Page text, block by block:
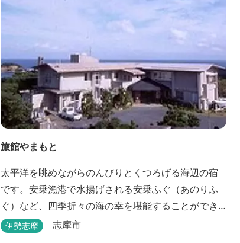
旅館やまもと
太平洋を眺めながらのんびりとくつろげる海辺の宿
です。安乗漁港で水揚げされる安乗ふぐ（あのりふ
ぐ）など、四季折々の海の幸を堪能することができ
ます。
伊勢志摩 志摩市